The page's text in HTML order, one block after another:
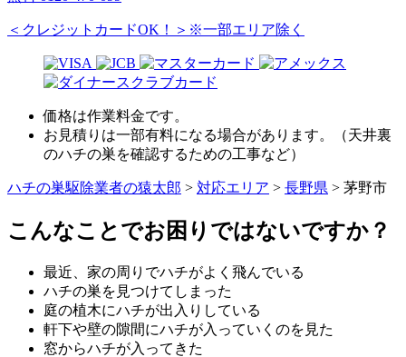
＜クレジットカードOK！＞※一部エリア除く
価格は作業料金です。
お見積りは一部有料になる場合があります。（天井裏
のハチの巣を確認するための工事など）
ハチの巣駆除業者の猿太郎 > 対応エリア > 長野県 > 茅野市
こんなことでお困りではないですか？
最近、家の周りでハチがよく飛んでいる
ハチの巣を見つけてしまった
庭の植木にハチが出入りしている
軒下や壁の隙間にハチが入っていくのを見た
窓からハチが入ってきた